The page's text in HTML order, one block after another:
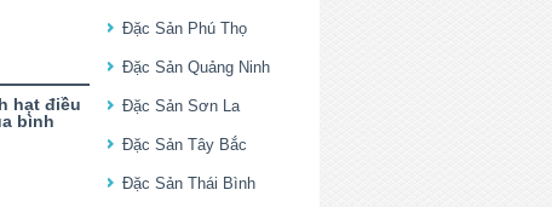
hạt điều
bình
Đặc Sản Phú Thọ
Đặc Sản Quảng Ninh
Đặc Sản Sơn La
Đặc Sản Tây Bắc
Đặc Sản Thái Bình